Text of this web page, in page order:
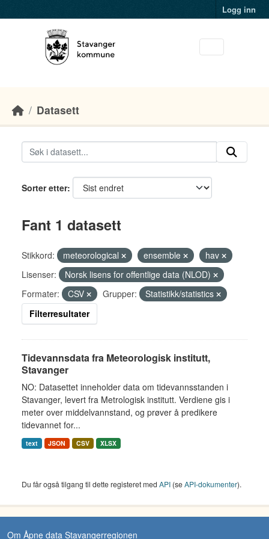
Logg inn
Datasett
Sorter etter
Fant 1 datasett
Stikkord: meteorological ensemble
hav
Lisenser:
Norsk lisens for offentlige data (NLOD)
Formater:
CSV Grupper:
Statistikk/statistics
Filterresultater
Tidevannsdata fra Meteorologisk institutt,
Stavanger
NO: Datasettet inneholder data om tidevannsstanden i
Stavanger, levert fra Metrologisk institutt. Verdiene gis i
meter over middelvannstand, og prøver å predikere
tidevannet for...
text JSON CSV XLSX
Du får også tilgang til dette registeret med API (seAPI-dokumenter).
Om Åpne data Stavangerregionen